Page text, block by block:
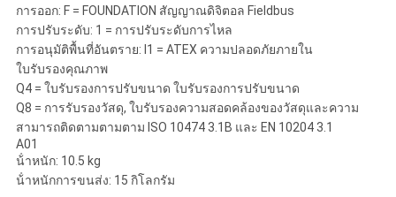
การออก: F = FOUNDATION สัญญาณดิจิตอล Fieldbus
การปรับระดับ: 1 = การปรับระดับการไหล
การอนุมัติพื้นที่อันตราย: I1 = ATEX ความปลอดภัยภายใน
ใบรับรองคุณภาพ
Q4 = ใบรับรองการปรับขนาด ใบรับรองการปรับขนาด
Q8 = การรับรองวัสดุ, ใบรับรองความสอดคล้องของวัสดุและความ
สามารถติดตามตามตาม ISO 10474 3.1B และ EN 10204 3.1
A01
น้ําหนัก: 10.5 kg
น้ําหนักการขนส่ง: 15 กิโลกรัม